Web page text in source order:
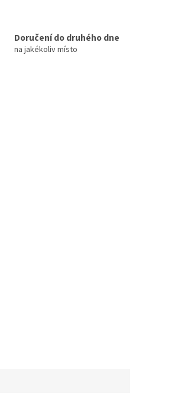
Doručení do druhého dne
na jakékoliv místo